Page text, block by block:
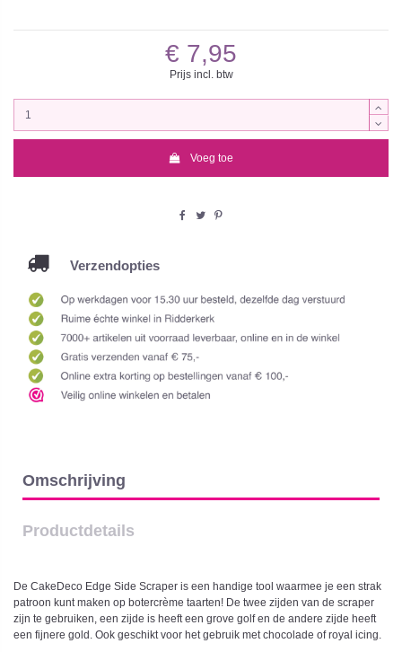
€ 7,95
Prijs incl. btw
Voeg toe
Verzendopties
Omschrijving
Productdetails
De CakeDeco Edge Side Scraper is een handige tool waarmee je een strak
patroon kunt maken op botercrème taarten! De twee zijden van de scraper
zijn te gebruiken, een zijde is heeft een grove golf en de andere zijde heeft
een fijnere gold. Ook geschikt voor het gebruik met chocolade of royal icing.